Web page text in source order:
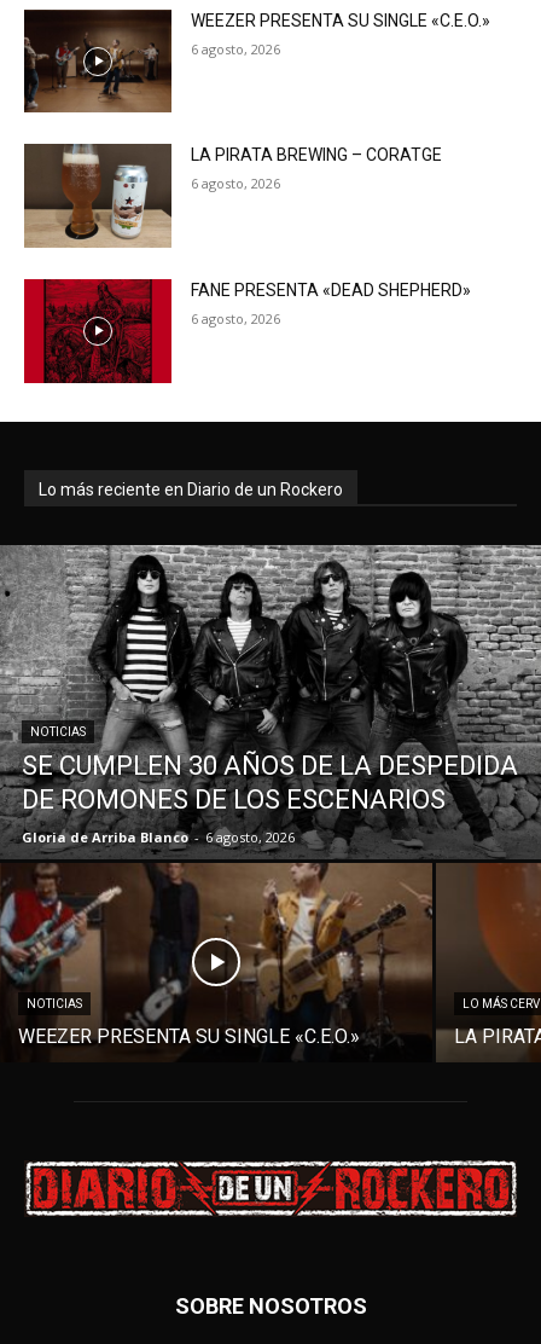
WEEZER PRESENTA SU SINGLE «C.E.O.»
6 agosto, 2026
LA PIRATA BREWING – CORATGE
6 agosto, 2026
FANE PRESENTA «DEAD SHEPHERD»
6 agosto, 2026
Lo más reciente en Diario de un Rockero
NOTICIAS
SE CUMPLEN 30 AÑOS DE LA DESPEDIDA
DE ROMONES DE LOS ESCENARIOS
Gloria de Arriba Blanco - 6 agosto, 2026
NOTICIAS
WEEZER PRESENTA SU SINGLE «C.E.O.»
LO MÁS
LA
SOBRE NOSOTROS